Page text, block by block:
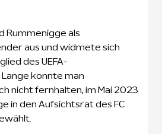
Rummenigge als
aus und widmete sich
des UEFA-
konnte man
nicht fernhalten, im Mai 2023
in den Aufsichtsrat des FC